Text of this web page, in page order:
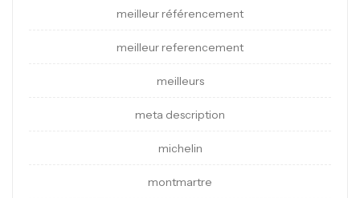
meilleur référencement
meilleur referencement
meilleurs
meta description
michelin
montmartre